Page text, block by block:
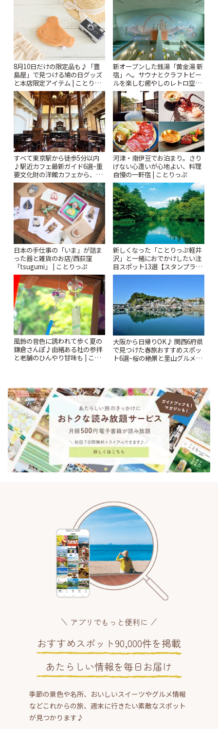
8月10日だけの限定品も♪「豊
島屋」で見つける鳩の日グッズ
と本店限定アイテム | ことりっ
ぷ
新オープンした銭湯「黄金湯 新
宿」へ。サウナとクラフトビー
ルを楽しむ癒やしのレトロ空間
| ことりっぷ
すべて東京駅から徒歩5分以内
♪駅近カフェ最新ガイド6選~重
要文化財の洋館カフェから、改
札すぐのレトロ喫茶まで~ | こと
りっぷ
河津・南伊豆でお泊まり。さり
げない心遣いが心地よい、料理
自慢の一軒宿 | ことりっぷ
日本の手仕事の「いま」が詰ま
った器と雑貨のお店/西荻窪
「tsugumi」 | ことりっぷ
新しくなった「ことりっぷ軽井
沢」と一緒におでかけしたい注
目スポット13選【スタンプラリ
ー開催中】 | ことりっぷ
風鈴の音色に誘われて歩く夏の
鎌倉さんぽ♪由緒ある社の参拝
と老舗のひんやり甘味も | こと
大阪から日帰りOK♪ 関西6府県
で見つけた春旅おすすめスポッ
ト6選~桜の絶景と里山グルメや
アプリでもっと便利に
おすすめスポット90,000件を掲載
あたらしい情報を毎日お届け
季節の景色や名所、おいしいスイーツやグルメ情報
などこれからの旅、週末に行きたい素敵なスポット
が見つかります♪